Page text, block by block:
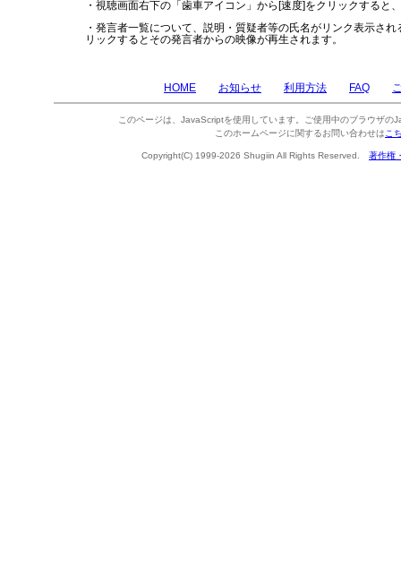
・視聴画面右下の「歯車アイコン」から[速度]をクリックすると
・発言者一覧について、説明・質疑者等の氏名がリンク表示さ
リックするとその発言者からの映像が再生されます。
HOME お知らせ 利用方法 FAQ
このページは、JavaScriptを使用しています。ご使用中のブラウザの
このホームページに関するお問い合わせは こ
Copyright(C) 1999-2026 Shugiin All Rights Reserved. 著作権